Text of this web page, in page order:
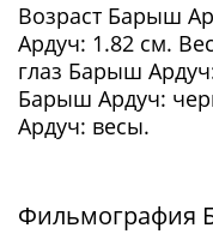
Возраст Барыш
Ардуч: 1.82 см.
глаз Барыш
Барыш Ардуч:
Ардуч: весы.
Фильмография